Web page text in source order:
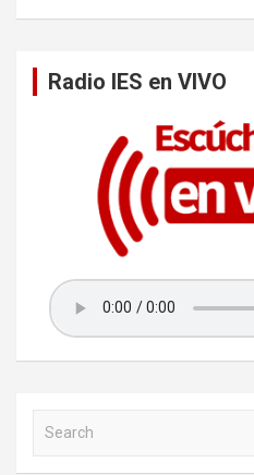
Radio IES en VIVO